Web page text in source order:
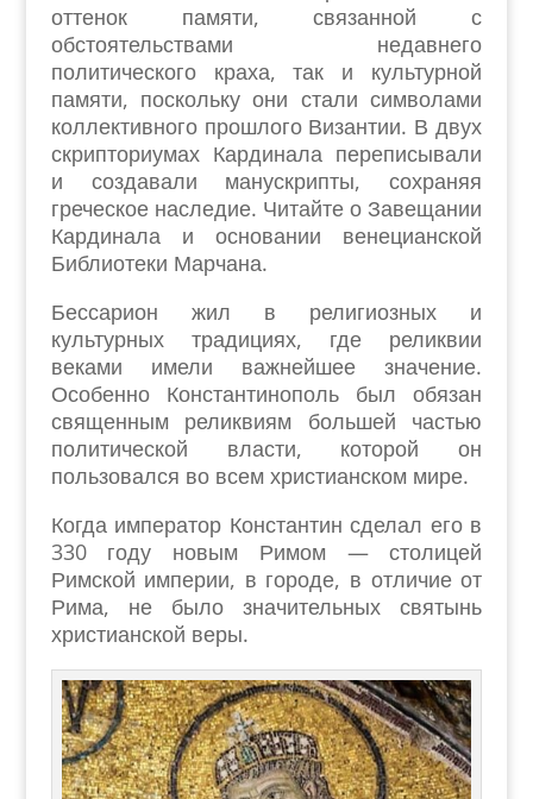
оттенок памяти, связанной с
обстоятельствами недавнего
политического краха, так и культурной
памяти, поскольку они стали символами
коллективного прошлого Византии. В двух
скрипториумах Кардинала переписывали
и создавали манускрипты, сохраняя
греческое наследие. Читайте о Завещании
Кардинала и основании венецианской
Библиотеки Марчана.
Бессарион жил в религиозных и
культурных традициях, где реликвии
веками имели важнейшее значение.
Особенно Константинополь был обязан
священным реликвиям большей частью
политической власти, которой он
пользовался во всем христианском мире.
Когда император Константин сделал его в
330 году новым Римом — столицей
Римской империи, в городе, в отличие от
Рима, не было значительных святынь
христианской веры.